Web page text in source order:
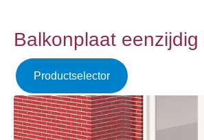
Balkonplaat eenzijdig
Productselector